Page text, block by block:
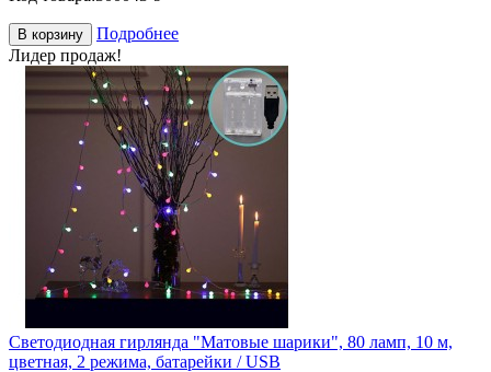
В корзину
Подробнее
Лидер продаж!
Светодиодная гирлянда "Матовые шарики", 80 ламп, 10 м,
цветная, 2 режима, батарейки / USB